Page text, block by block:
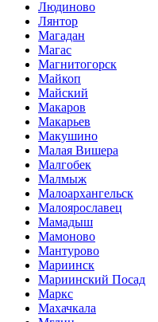
Людиново
Лянтор
Магадан
Магас
Магнитогорск
Майкоп
Майский
Макаров
Макарьев
Макушино
Малая Вишера
Малгобек
Малмыж
Малоархангельск
Малоярославец
Мамадыш
Мамоново
Мантурово
Мариинск
Мариинский Посад
Маркс
Махачкала